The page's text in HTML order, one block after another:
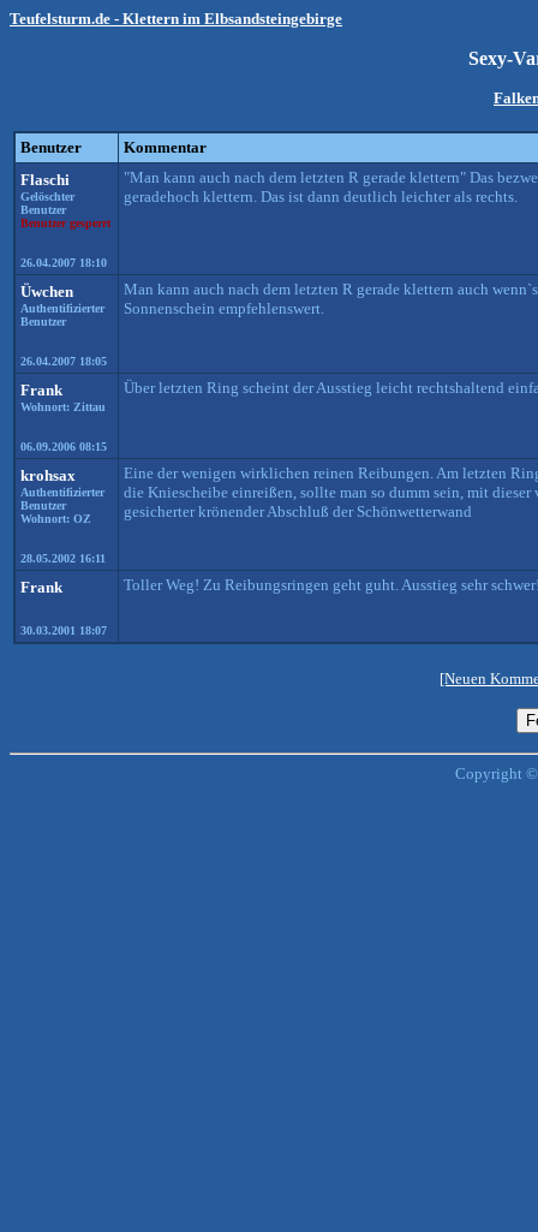
Teufelsturm.de - Klettern im Elbsandsteingebirge
Sexy-
Benutzer
Kommentar
Flaschi
Gelöschter
Benutzer
Benutzer gesperrt
26.04.2007 18:10
"Man kann auch nach dem letzten R gerade klettern" Das
geradehoch klettern. Das ist dann deutlich leichter als rechts.
Üwchen
Authentifizierter
Benutzer
26.04.2007 18:05
Man kann auch nach dem letzten R gerade klettern auch
Sonnenschein empfehlenswert.
Frank
Wohnort: Zittau
06.09.2006 08:15
Über letzten Ring scheint der Ausstieg leicht rechtshaltend
krohsax
Authentifizierter
Benutzer
Wohnort: OZ
28.05.2002 16:11
Eine der wenigen wirklichen reinen Reibungen. Am letzten
die Kniescheibe einreißen, sollte man so dumm sein, mit
gesicherter krönender Abschluß der Schönwetterwand
Frank
30.03.2001 18:07
Toller Weg! Zu Reibungsringen geht guht. Ausstieg sehr
[Neuen
Copyright ©